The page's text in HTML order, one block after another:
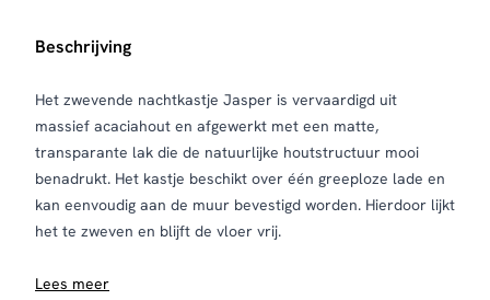
Beschrijving
Het zwevende nachtkastje Jasper is vervaardigd uit
massief acaciahout en afgewerkt met een matte,
transparante lak die de natuurlijke houtstructuur mooi
benadrukt. Het kastje beschikt over één greeploze lade en
kan eenvoudig aan de muur bevestigd worden. Hierdoor lijkt
het te zweven en blijft de vloer vrij.
Lees meer